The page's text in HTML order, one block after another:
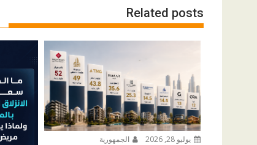
Related posts
يوليو 28, 2026 الجمهورية